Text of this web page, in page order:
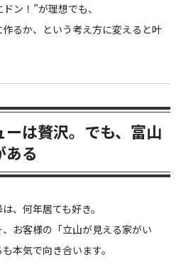
ン！”が理想でも、
作るか、という考え方に変えると叶
ーは贅沢。でも、富山
ある
、何年居ても好き。
お客様の「立山が見える家がい
本気で向き合います。